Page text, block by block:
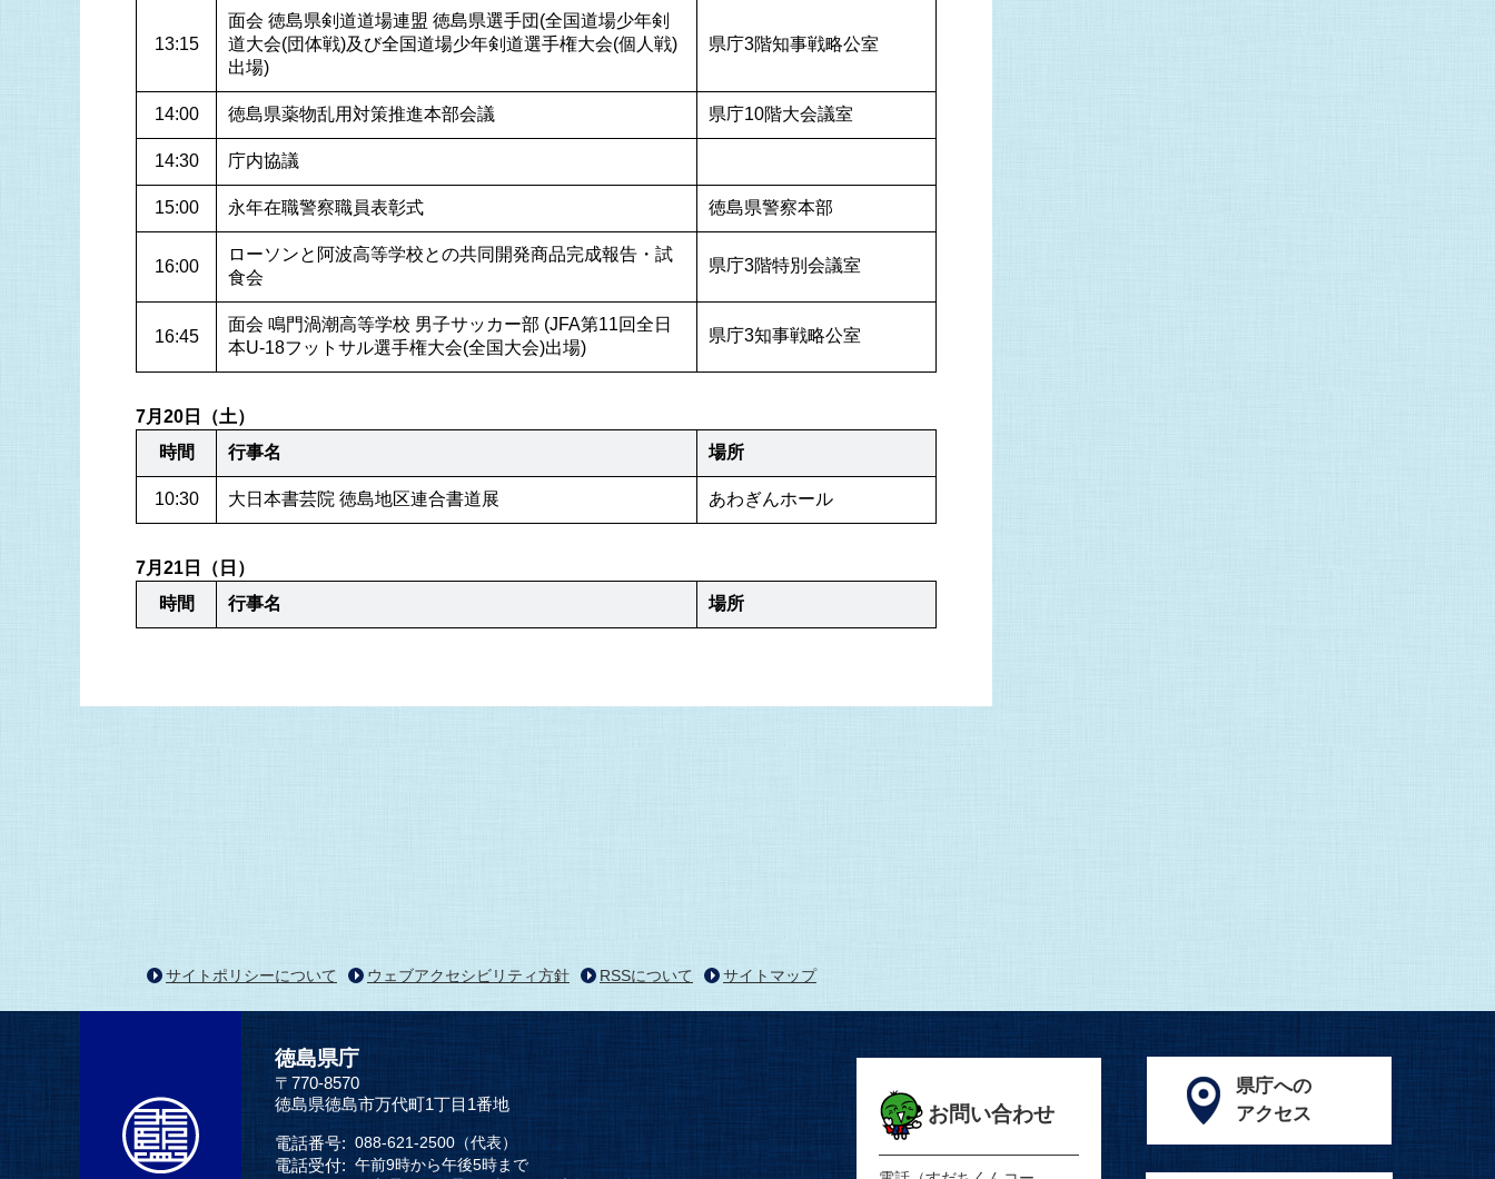
13:15
面会 徳島県剣道道場連盟 徳島県選手団(全国道場少年剣
道大会(団体戦)及び全国道場少年剣道選手権大会(個人戦)
出場)
県庁3階知事戦略公室
14:00 徳島県薬物乱用対策推進本部会議 県庁10階大会議室
14:30 庁内協議
15:00 永年在職警察職員表彰式 徳島県警察本部
16:00
ローソンと阿波高等学校との共同開発商品完成報告・試
食会
県庁3階特別会議室
16:45
面会 鳴門渦潮高等学校 男子サッカー部 (JFA第11回全日
本U-18フットサル選手権大会(全国大会)出場)
県庁3知事戦略公室
7月20日（土）
時間
行事名 場所
10:30 大日本書芸院 徳島地区連合書道展 あわぎんホール
7月21日（日）
時間
行事名 場所
サイトポリシーについて ウェブアクセシビリティ方針 RSSについて サイトマップ
徳島県庁
〒770-8570
徳島県徳島市万代町1丁目1番地
電話番号: 088-621-2500（代表）
電話受付: 午前9時から午後5時まで
お問い合わせ
県庁への
アクセス